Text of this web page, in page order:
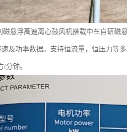
磁悬浮高速离心鼓风机搭载中车自研磁
及功率数据。支持恒流量，恒压力等
/分钟。